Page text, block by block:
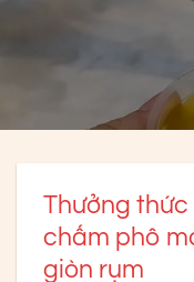
Thưởng
chấm phô
giòn rụm